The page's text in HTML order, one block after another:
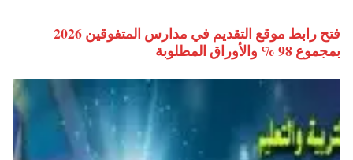
فتح رابط موقع التقديم في مدارس المتفوقين 2026
بمجموع 98 % والأوراق المطلوبة